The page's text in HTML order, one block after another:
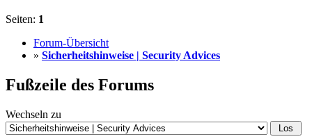
Seiten: 1
Forum-Übersicht
» Sicherheitshinweise | Security Advices
Fußzeile des Forums
Wechseln zu